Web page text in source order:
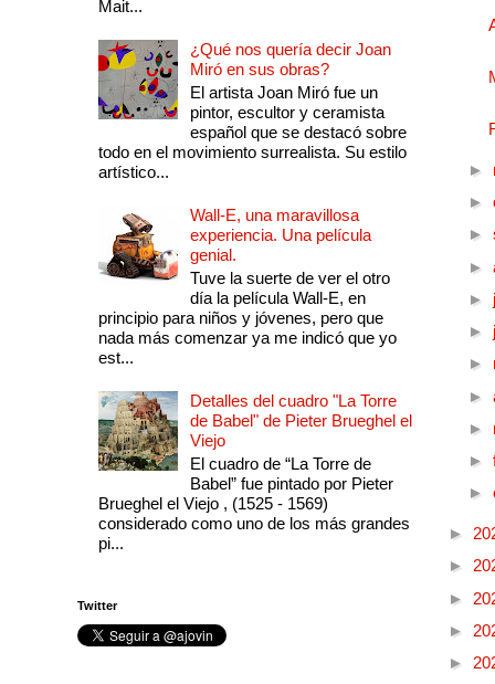
Mait...
¿Qué nos quería decir Joan
Miró en sus obras?
El artista Joan Miró fue un
pintor, escultor y ceramista
español que se destacó sobre
todo en el movimiento surrealista. Su estilo
artístico...
Wall-E, una maravillosa
experiencia. Una película
genial.
Tuve la suerte de ver el otro
día la película Wall-E, en
principio para niños y jóvenes, pero que
nada más comenzar ya me indicó que yo
est...
Detalles del cuadro "La Torre
de Babel" de Pieter Brueghel el
Viejo
El cuadro de “La Torre de
Babel” fue pintado por Pieter
Brueghel el Viejo , (1525 - 1569)
considerado como uno de los más grandes
pi...
Twitter
►
►
►
►
►
►
►
►
►
►
►
►
►
►
►
►